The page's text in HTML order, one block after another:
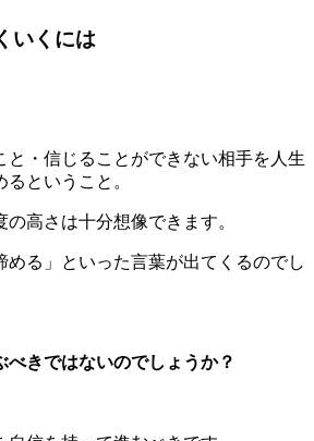
いくには
と・信じることができない相手を人生
ということ。
高さは十分想像できます。
める」といった言葉が出てくるのでし
べきではないのでしょうか？